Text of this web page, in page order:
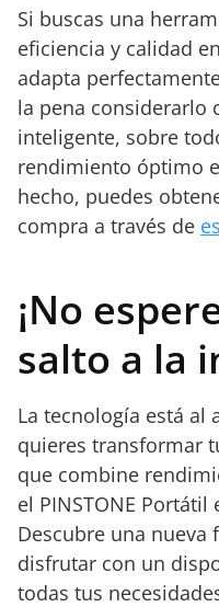
Si buscas una
eficiencia y calidad
adapta
la pena considerarlo
inteligente, sobre
rendimiento óptimo
hecho, puedes
compra a través de
¡No
salto a la
La tecnología está al
quieres transformar
que combine
el PINSTONE
Descubre una nueva
disfrutar con un
todas tus